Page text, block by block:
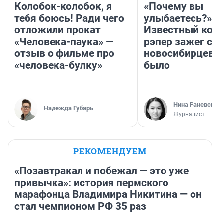
Колобок-колобок, я
тебя боюсь! Ради чего
отложили прокат
«Человека-паука» —
отзыв о фильме про
«человека-булку»
Надежда Губарь
«Почему вы
улыбаетесь?»
Известный
рэпер зажег с
новосибирцев:
было
Нина
Журналист
РЕКОМЕНДУЕМ
«Позавтракал и побежал — это уже
привычка»: история пермского
марафонца Владимира Никитина — он
стал чемпионом РФ 35 раз